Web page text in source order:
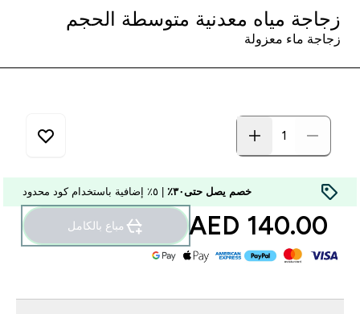
زجاجة مياه معدنية متوسطة الحجم
زجاجة ماء معزولة
خصم يصل حتى٣٠٪
140.00 AED‎ مباع بالكامل